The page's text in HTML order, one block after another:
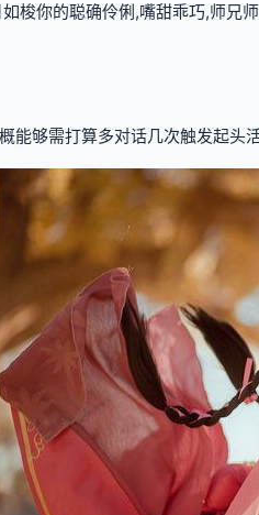
梭你的聪确伶俐,嘴甜乖巧,师
能够需打算多对话几次触发起头活